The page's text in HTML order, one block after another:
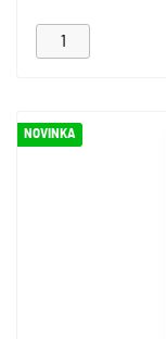
NOVINKA